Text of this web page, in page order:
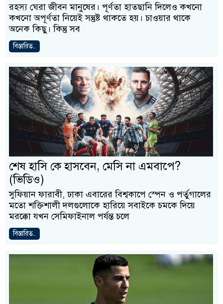
রহস্য ঘেরা জীবন মানুষের। পূর্ণতা হাতছানি দিলেও কখনো
কখনো অপূর্ণতা নিয়েই সন্তুষ্ট থাকতে হয়। চাওয়ার থাকে
অনেক কিছু। কিন্তু সব
বিস্তারিত..
শেষ হাসি কে হাসবেন, মেসি না এমবাপে?
(ভিডিও)
সুফিয়ান ফারাবী, ঢাকা এবারের বিশ্বকাপে স্পেন ও পর্তুগালের
মতো শক্তিশালী দলগুলোকে হারিয়ে সবাইকে চমকে দিয়ে
মরক্কো যখন সেমিফাইনাল পর্যন্ত চলে
বিস্তারিত..